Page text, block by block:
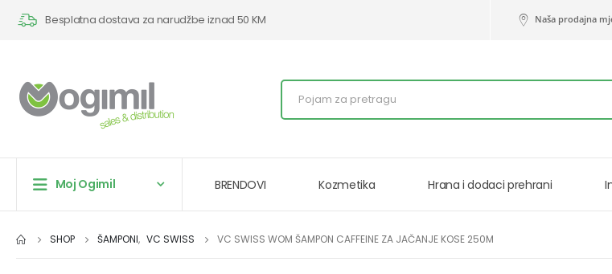
Besplatna dostava za narudžbe iznad 50 KM Naša prodajna
Moj Ogimil BRENDOVI Kozmetika Hrana i dodaci prehrani
SHOP ŠAMPONI, VC SWISS VC SWISS WOM ŠAMPON CAFFEINE ZA JAČANJE KOSE 250M